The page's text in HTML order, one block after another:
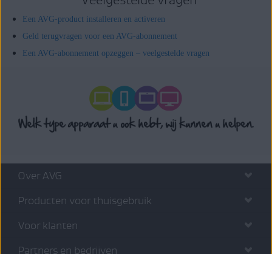
Een AVG-product installeren en activeren
Geld terugvragen voor een AVG-abonnement
Een AVG-abonnement opzeggen – veelgestelde vragen
Over AVG
Producten voor thuisgebruik
Voor klanten
Partners en bedrijven